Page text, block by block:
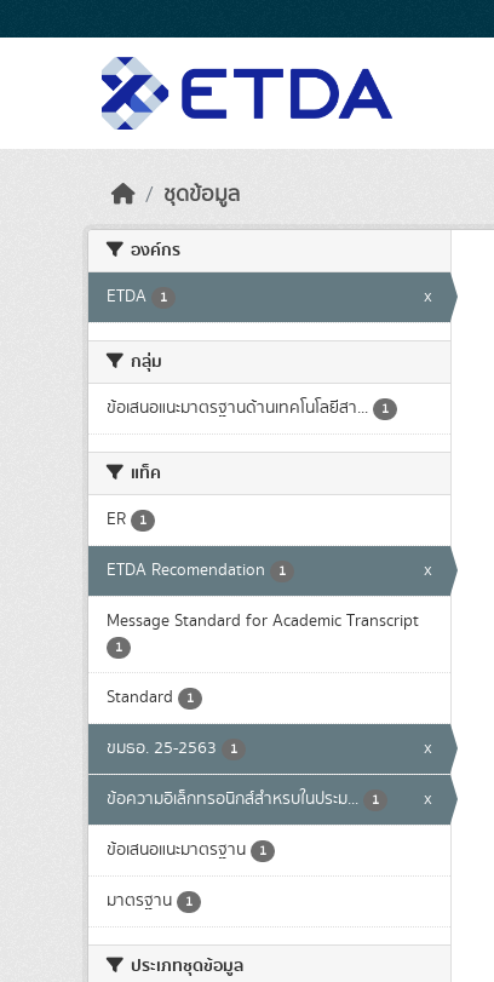
ชุดข้อมูล
องค์กร
ETDA 1 x
กลุ่ม
ข้อเสนอแนะมาตรฐานด้านเทคโนโลยีสา... 1
แท็ค
ER 1
ETDA Recomendation 1 x
Message Standard for Academic Transcript
1
Standard 1
ขมธอ. 25-2563 1 x
ข้อความอิเล็กทรอนิกส์สำหรบในประม... 1 x
ข้อเสนอแนะมาตรฐาน 1
มาตรฐาน 1
ประเภทชุดข้อมูล